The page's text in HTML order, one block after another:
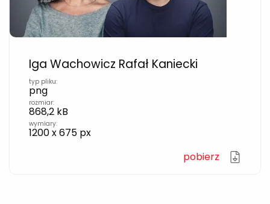
Iga Wachowicz Rafał Kaniecki
typ pliku:
png
rozmiar:
868,2 kB
wymiary:
1200 x 675 px
pobierz